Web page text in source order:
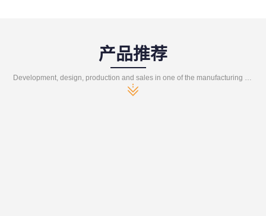
产品推荐
Development, design, production and sales in one of the manufacturing enterprises